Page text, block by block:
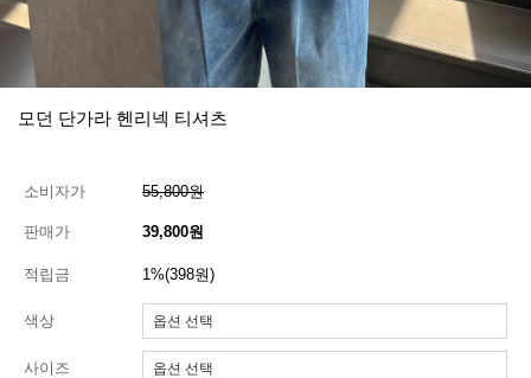
모던 단가라 헨리넥 티셔츠
소비자가 55,800원
판매가 39,800원
적립금 1%(398원)
색상
사이즈